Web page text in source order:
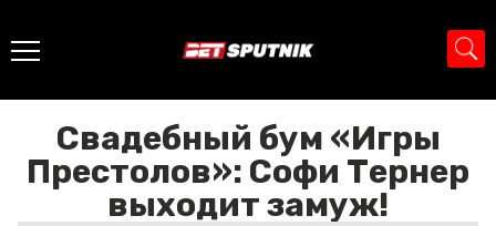
Свадебный бум «Игры Престолов»:
Свадебный бум «Игры
Престолов»: Софи Тернер
выходит замуж!